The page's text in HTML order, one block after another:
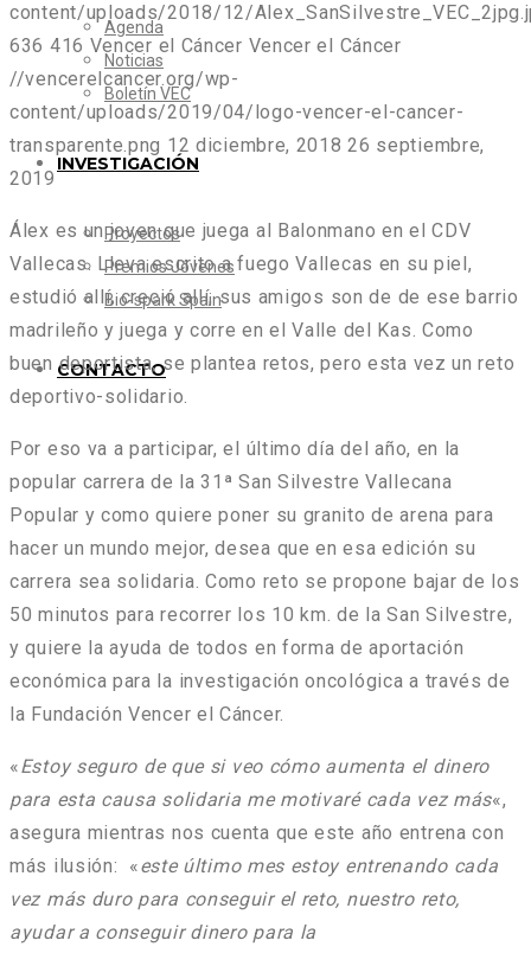
Agenda
Noticias
Boletín VEC
INVESTIGACIÓN
Proyectos
Premios Jóvenes
Bio-spark Spain
CONTACTO
content/uploads/2018/12/
636 416 Vencer el Cáncer Vencer el Cáncer
//vencerelcancer.org/wp-
content/uploads/2019/04/logo-vencer-el-cancer-
transparente.png 12 diciembre, 2018 26 septiembre,
2019
Álex es un joven que juega al Balonmano en el CDV
Vallecas. Lleva escrito a fuego Vallecas en su piel,
estudió allí, creció allí, sus amigos son de de ese barrio
madrileño y juega y corre en el Valle del Kas. Como
buen deportista, se plantea retos, pero esta vez un reto
deportivo-solidario.
Por eso va a participar, el último día del año, en la
popular carrera de la 31ª San Silvestre Vallecana
Popular y como quiere poner su granito de arena para
hacer un mundo mejor, desea que en esa edición su
carrera sea solidaria. Como reto se propone bajar de los
50 minutos para recorrer los 10 km. de la San Silvestre,
y quiere la ayuda de todos en forma de aportación
económica para la investigación oncológica a través de
la Fundación Vencer el Cáncer.
«Estoy seguro de que si veo cómo aumenta el dinero
para esta causa solidaria me motivaré cada vez más«,
asegura mientras nos cuenta que este año entrena con
más ilusión: «este último mes estoy entrenando cada
vez más duro para conseguir el reto, nuestro reto,
ayudar a conseguir dinero para la